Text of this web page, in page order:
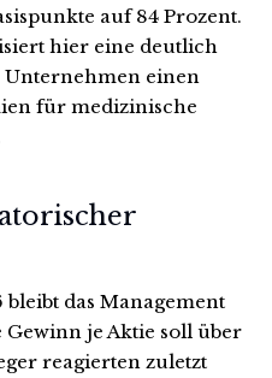
auf 84 Prozent.
hier eine deutlich
Unternehmen einen
für medizinische
das Management
je Aktie soll über
reagierten zuletzt